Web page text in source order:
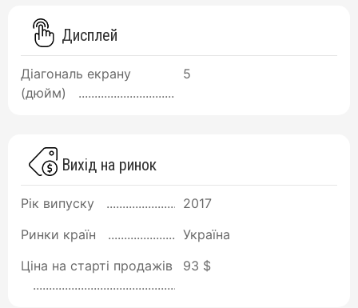
Дисплей
Діагональ екрану
(дюйм)
5
Вихід на ринок
Рік випуску
2017
Ринки країн
Україна
Ціна на старті продажів
93 $